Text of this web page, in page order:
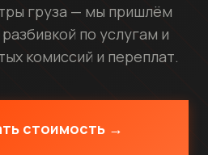
груза — мы пришлём
по услугам и
комиссий и переплат.
стоимость →